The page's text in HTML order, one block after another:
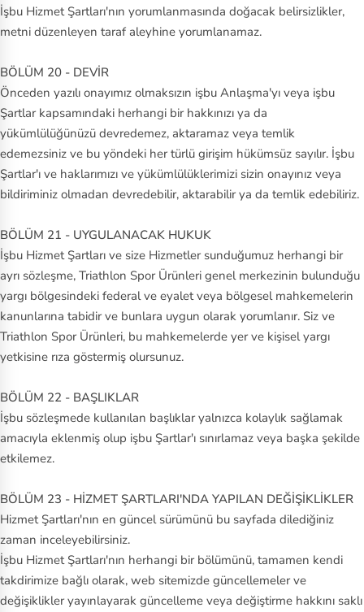
İşbu Hizmet Şartları'nın yorumlanmasında doğacak belirsizlikler,
metni düzenleyen taraf aleyhine yorumlanamaz.
BÖLÜM 20 - DEVİR
Önceden yazılı onayımız olmaksızın işbu Anlaşma'yı veya işbu
Şartlar kapsamındaki herhangi bir hakkınızı ya da
yükümlülüğünüzü devredemez, aktaramaz veya temlik
edemezsiniz ve bu yöndeki her türlü girişim hükümsüz sayılır. İşbu
Şartlar'ı ve haklarımızı ve yükümlülüklerimizi sizin onayınız veya
bildiriminiz olmadan devredebilir, aktarabilir ya da temlik edebiliriz.
BÖLÜM 21 - UYGULANACAK HUKUK
İşbu Hizmet Şartları ve size Hizmetler sunduğumuz herhangi bir
ayrı sözleşme, Triathlon Spor Ürünleri genel merkezinin bulunduğu
yargı bölgesindeki federal ve eyalet veya bölgesel mahkemelerin
kanunlarına tabidir ve bunlara uygun olarak yorumlanır. Siz ve
Triathlon Spor Ürünleri, bu mahkemelerde yer ve kişisel yargı
yetkisine rıza göstermiş olursunuz.
BÖLÜM 22 - BAŞLIKLAR
İşbu sözleşmede kullanılan başlıklar yalnızca kolaylık sağlamak
amacıyla eklenmiş olup işbu Şartlar'ı sınırlamaz veya başka şekilde
etkilemez.
BÖLÜM 23 - HİZMET ŞARTLARI'NDA YAPILAN DEĞİŞİKLİKLER
Hizmet Şartları'nın en güncel sürümünü bu sayfada dilediğiniz
zaman inceleyebilirsiniz.
İşbu Hizmet Şartları'nın herhangi bir bölümünü, tamamen kendi
takdirimize bağlı olarak, web sitemizde güncellemeler ve
değişiklikler yayınlayarak güncelleme veya değiştirme hakkını saklı